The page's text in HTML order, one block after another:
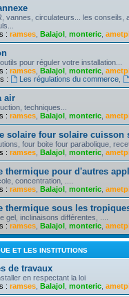
vannes, circulateurs... les conseils,
: ramses Balajol monteric
pour réguler votre installation...
: ramses Balajol monteric
:
Les régulations du commerce,
air
techniques...
: ramses Balajol monteric
solaire four solaire cuisson
four boite four parabolique,
: ramses Balajol monteric
thermique pour d'autres
concentration, ....
: ramses Balajol monteric
thermique sous les
gel, inclinaisons différentes, ....
: ramses Balajol monteric
ET LES INSTITUTIONS
de travaux
en respectant la loi
: ramses Balajol monteric